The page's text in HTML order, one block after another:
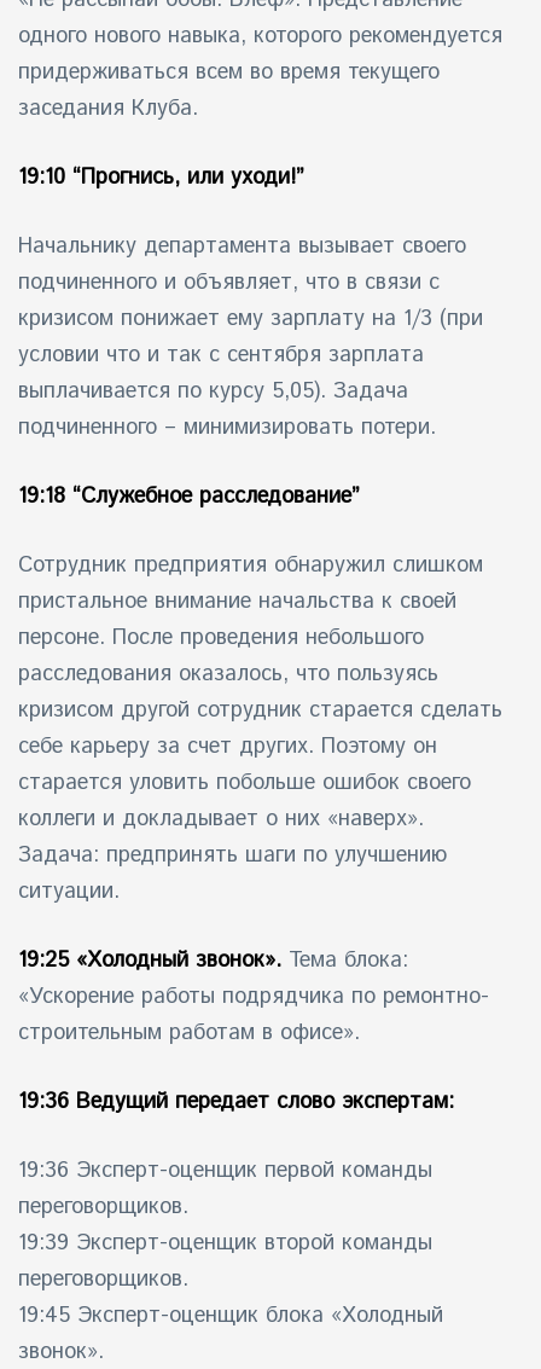
одного нового навыка, которого рекомендуется
придерживаться всем во время текущего
заседания Клуба.
19:10 “Прогнись, или уходи!”
Начальнику департамента вызывает своего
подчиненного и объявляет, что в связи с
кризисом понижает ему зарплату на 1/3 (при
условии что и так с сентября зарплата
выплачивается по курсу 5,05). Задача
подчиненного – минимизировать потери.
19:18 “Служебное расследование”
Сотрудник предприятия обнаружил слишком
пристальное внимание начальства к своей
персоне. После проведения небольшого
расследования оказалось, что пользуясь
кризисом другой сотрудник старается сделать
себе карьеру за счет других. Поэтому он
старается уловить побольше ошибок своего
коллеги и докладывает о них «наверх».
Задача: предпринять шаги по улучшению
ситуации.
19:25 «Холодный звонок». Тема блока:
«Ускорение работы подрядчика по ремонтно-
строительным работам в офисе».
19:36 Ведущий передает слово экспертам:
19:36 Эксперт-оценщик первой команды
переговорщиков.
19:39 Эксперт-оценщик второй команды
переговорщиков.
19:45 Эксперт-оценщик блока «Холодный
звонок».